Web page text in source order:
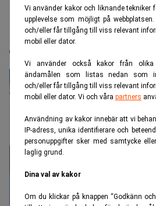
Vi använder kakor och liknande tekniker
upplevelse som möjligt på
och/eller får tillgång till viss relevant
mobil eller dator.
Vi använder också kakor från
ändamålen som listas nedan som
och/eller får tillgång till viss relevant
mobil eller dator. Vi och våra partners
Användning av kakor innebär att vi
IP-adress, unika identifierare och
personuppgifter sker med samtycke
laglig grund.
Dina val av kakor
Om du klickar på knappen “Godkänn
Realtid.se Börs & finans
Reportrar stäms –
Trumps lyxplan